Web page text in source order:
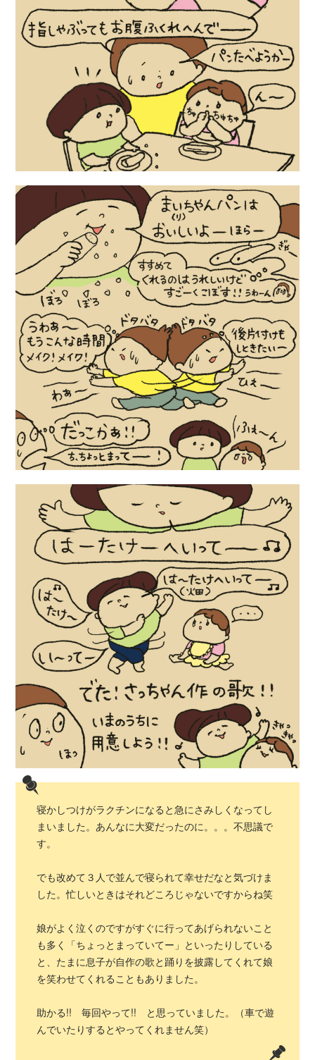
寝かしつけがラクチンになると急にさみしくなってし
まいました。あんなに大変だったのに。。。不思議で
す。
でも改めて３人で並んで寝られて幸せだなと気づけま
した。忙しいときはそれどころじゃないですからね笑
娘がよく泣くのですがすぐに行ってあげられないこと
も多く「ちょっとまっていてー」といったりしている
と、たまに息子が自作の歌と踊りを披露してくれて娘
を笑わせてくれることもありました。
助かる!! 毎回やって!! と思っていました。（車で遊
んでいたりするとやってくれません笑）